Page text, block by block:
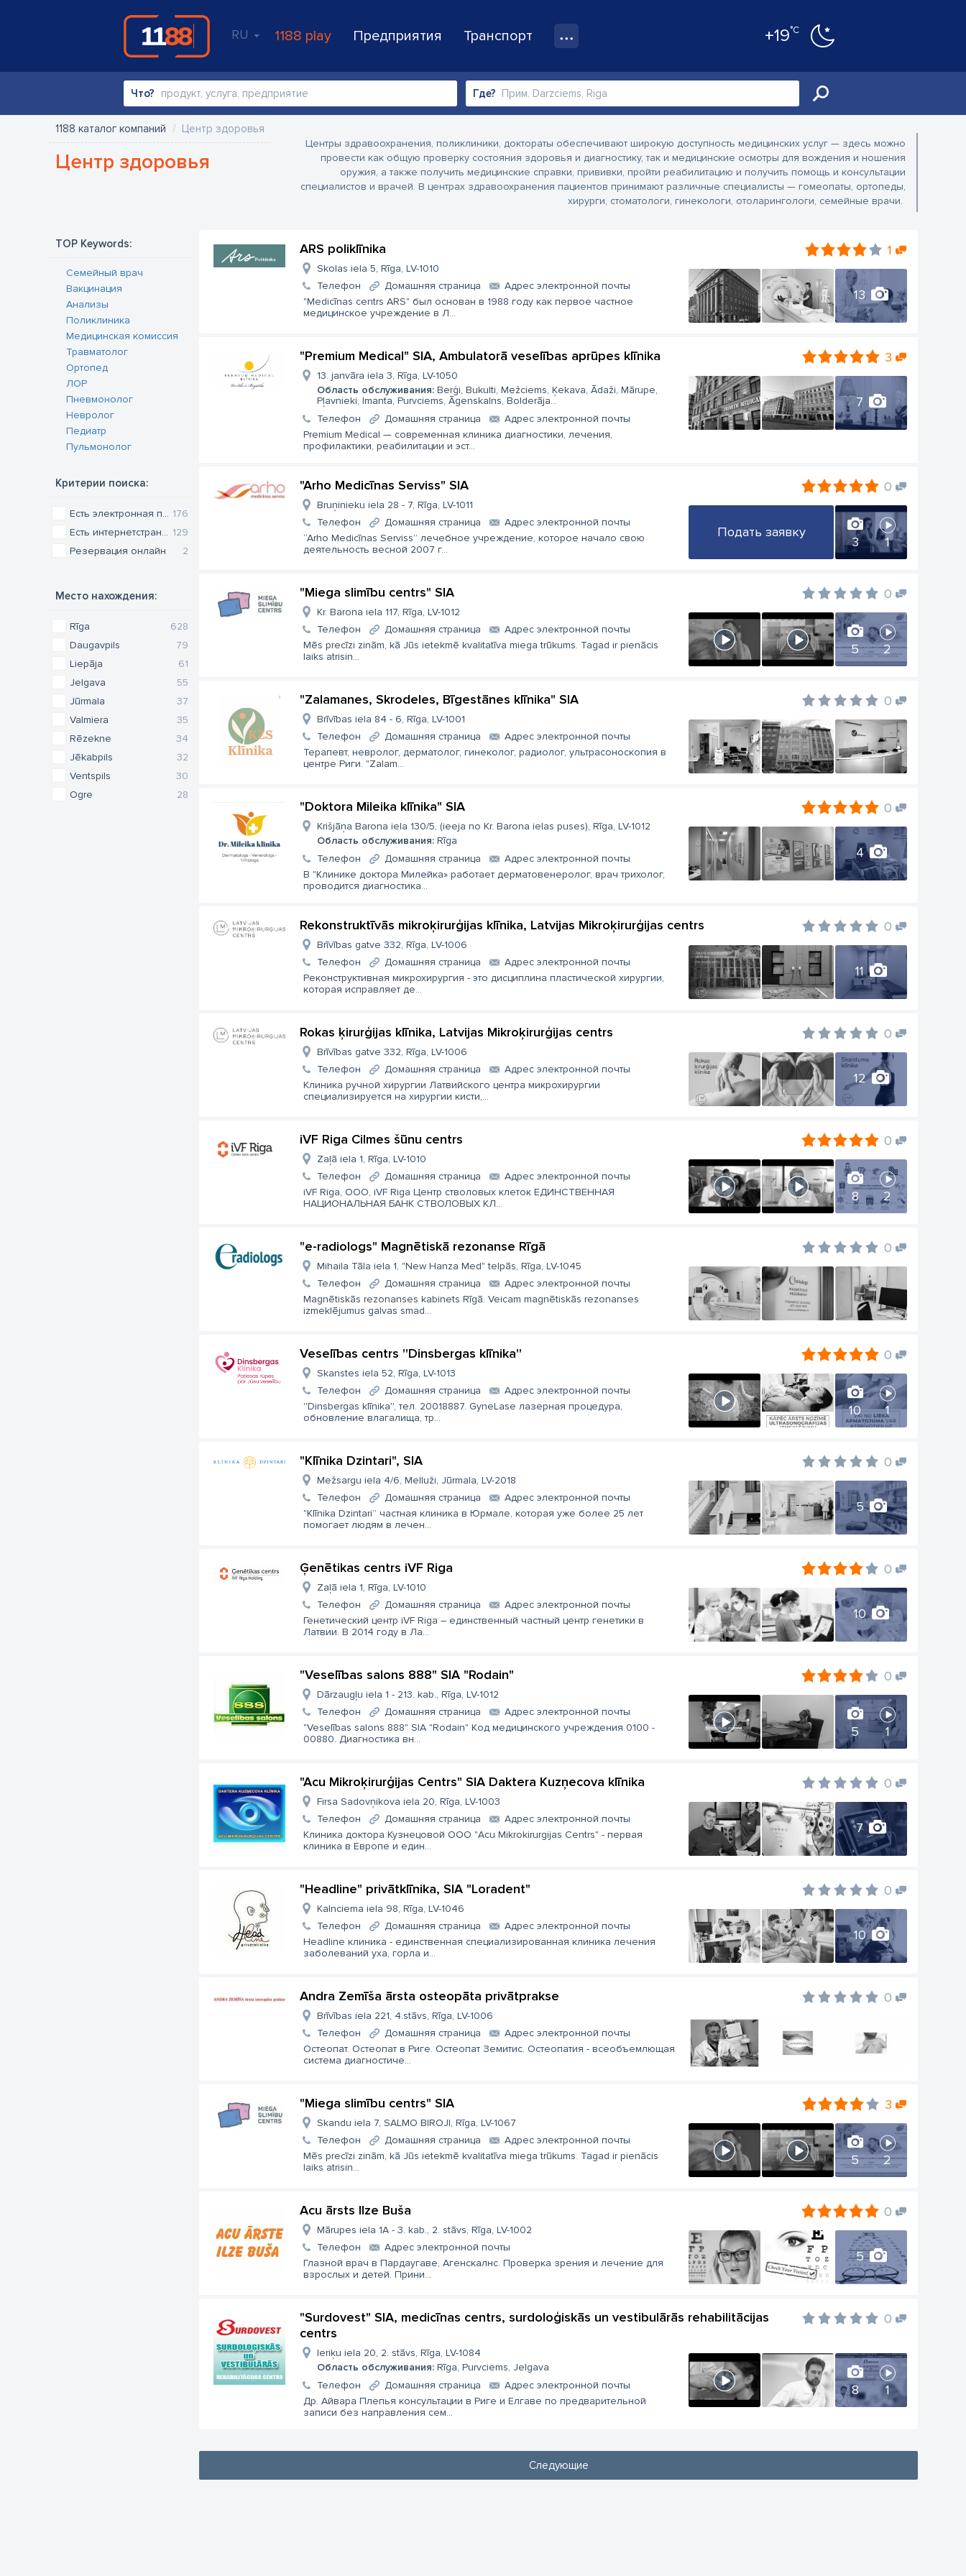
RU 1188 play Предприятия Транспорт +19°C
Что? Где?
1188 каталог компаний Центр здоровья
Центр здоровья
Центры здравоохранения, поликлиники, доктораты обеспечивают широкую доступность медицинских услуг — здесь можно
провести как общую проверку состояния здоровья и диагностику, так и медицинские осмотры для вождения и ношения
оружия, а также получить медицинские справки, прививки, пройти реабилитацию и получить помощь и консультации
специалистов и врачей. В центрах здравоохранения пациентов принимают различные специалисты — гомеопаты, ортопеды,
хирурги, стоматологи, гинекологи, отоларингологи, семейные врачи.
TOP Keywords:
Семейный врач
Вакцинация
Анализы
Поликлиника
Медицинская комиссия
Травматолог
Oртопед
ЛОР
Пневмонолог
Невролог
Педиатр
Пульмонолог
Критерии поиска:
176
Есть электронная почта
129
Есть интернетстраница
2
Резервация онлайн
Место нахождения:
628
Rīga
79
Daugavpils
61
Liepāja
55
Jelgava
37
Jūrmala
35
Valmiera
34
Rēzekne
32
Jēkabpils
30
Ventspils
28
Ogre
ARS poliklīnika 1
13
Skolas iela 5, Rīga, LV-1010
Телефон
Домашняя страница
Aдрес электронной почты
"Medicīnas centrs ARS" был основан в 1988 году как первое частное
медицинское учреждение в Л...
"Premium Medical" SIA, Ambulatorā veselības aprūpes klīnika 3
7
13. janvāra iela 3, Rīga, LV-1050
Область обслуживания: Berģi, Bukulti, Mežciems, Ķekava, Ādaži, Mārupe,
Pļavnieki, Imanta, Purvciems, Āgenskalns, Bolderāja...
Телефон
Домашняя страница
Aдрес электронной почты
Premium Medical — современная клиника диагностики, лечения,
профилактики, реабилитации и эст...
"Arho Medicīnas Serviss" SIA 0
Подать заявку
3 1
Bruņinieku iela 28 - 7, Rīga, LV-1011
Телефон
Домашняя страница
Aдрес электронной почты
“Arho Medicīnas Serviss” лечебное учреждение, которое начало свою
деятельность весной 2007 г...
"Miega slimību centrs" SIA 0
5 2
Kr. Barona iela 117, Rīga, LV-1012
Телефон
Домашняя страница
Aдрес электронной почты
Mēs precīzi zinām, kā Jūs ietekmē kvalitatīva miega trūkums. Tagad ir pienācis
laiks atrisin...
"Zalamanes, Skrodeles, Bīgestānes klīnika" SIA 0
Brīvības iela 84 - 6, Rīga, LV-1001
Телефон
Домашняя страница
Aдрес электронной почты
Терапевт, невролог, дерматолог, гинеколог, радиолог, ультрасоноскопия в
центре Риги. "Zalam...
"Doktora Mileika klīnika" SIA 0
4
Krišjāņa Barona iela 130/5, (ieeja no Kr. Barona ielas puses), Rīga, LV-1012
Область обслуживания: Rīga
Телефон
Домашняя страница
Aдрес электронной почты
В "Клинике доктора Милейка» работает дерматовенеролог, врач трихолог,
проводится диагностика...
Rekonstruktīvās mikroķirurģijas klīnika, Latvijas Mikroķirurģijas centrs 0
11
Brīvības gatve 332, Rīga, LV-1006
Телефон
Домашняя страница
Aдрес электронной почты
Реконструктивная микрохирургия - это дисциплина пластической хирургии,
которая исправляет де...
Rokas ķirurģijas klīnika, Latvijas Mikroķirurģijas centrs 0
12
Brīvības gatve 332, Rīga, LV-1006
Телефон
Домашняя страница
Aдрес электронной почты
Клиника ручной хирургии Латвийского центра микрохирургии
специализируется на хирургии кисти,...
iVF Riga Cilmes šūnu centrs 0
8 2
Zaļā iela 1, Rīga, LV-1010
Телефон
Домашняя страница
Aдрес электронной почты
iVF Riga, ООО, iVF Riga Центр стволовых клеток ЕДИНСТВЕННАЯ
НАЦИОНАЛЬНАЯ БАНК СТВОЛОВЫХ КЛ...
"e-radiologs" Magnētiskā rezonanse Rīgā 0
Mihaila Tāla iela 1, "New Hanza Med" telpās, Rīga, LV-1045
Телефон
Домашняя страница
Aдрес электронной почты
Magnētiskās rezonanses kabinets Rīgā. Veicam magnētiskās rezonanses
izmeklējumus galvas smad...
Veselības centrs ''Dinsbergas klīnika'' 0
10 1
Skanstes iela 52, Rīga, LV-1013
Телефон
Домашняя страница
Aдрес электронной почты
''Dinsbergas klīnika'', тел. 20018887. GyneLase лазерная процедура,
обновление влагалища, тр...
"Klīnika Dzintari", SIA 0
5
Mežsargu iela 4/6, Melluži, Jūrmala, LV-2018
Телефон
Домашняя страница
Aдрес электронной почты
"Klīnika Dzintari” частная клиника в Юрмале, которая уже более 25 лет
помогает людям в лечен...
Ģenētikas centrs iVF Riga 0
10
Zaļā iela 1, Rīga, LV-1010
Телефон
Домашняя страница
Aдрес электронной почты
Генетический центр iVF Riga – единственный частный центр генетики в
Латвии. В 2014 году в Ла...
"Veselības salons 888" SIA "Rodain" 0
5 1
Dārzaugļu iela 1 - 213. kab., Rīga, LV-1012
Телефон
Домашняя страница
Aдрес электронной почты
"Veselības salons 888" SIA "Rodain" Код медицинского учреждения 0100 -
00880. Диагностика вн...
"Acu Mikroķirurģijas Centrs" SIA Daktera Kuzņecova klīnika 0
7
Firsa Sadovņikova iela 20, Rīga, LV-1003
Телефон
Домашняя страница
Aдрес электронной почты
Клиника доктора Кузнецовой ООО "Acu Mikrokirurgijas Centrs" - первая
клиника в Европе и един...
"Headline" privātklīnika, SIA "Loradent" 0
10
Kalnciema iela 98, Rīga, LV-1046
Телефон
Домашняя страница
Aдрес электронной почты
Headline клиника - единственная специализированная клиника лечения
заболеваний уха, горла и...
Andra Zemīša ārsta osteopāta privātprakse 0
Brīvības iela 221, 4.stāvs, Rīga, LV-1006
Телефон
Домашняя страница
Aдрес электронной почты
Остеопат. Остеопат в Риге. Остеопат Земитис. Остеопатия - всеобъемлющая
система диагностиче...
"Miega slimību centrs" SIA 3
5 2
Skandu iela 7, SALMO BIROJI, Rīga, LV-1067
Телефон
Домашняя страница
Aдрес электронной почты
Mēs precīzi zinām, kā Jūs ietekmē kvalitatīva miega trūkums. Tagad ir pienācis
laiks atrisin...
Acu ārsts Ilze Buša 0
5
Mārupes iela 1A - 3. kab., 2. stāvs, Rīga, LV-1002
Телефон
Aдрес электронной почты
Глазной врач в Пардаугаве, Агенскалнс. Проверка зрения и лечение для
взрослых и детей. Прини...
"Surdovest" SIA, medicīnas centrs, surdoloģiskās un vestibulārās rehabilitācijas
centrs
0
8 1
Ieriķu iela 20, 2. stāvs, Rīga, LV-1084
Область обслуживания: Rīga, Purvciems, Jelgava
Телефон
Домашняя страница
Aдрес электронной почты
Др. Айвара Плепья консультации в Риге и Елгаве по предварительной
записи без направления сем...
Следующие